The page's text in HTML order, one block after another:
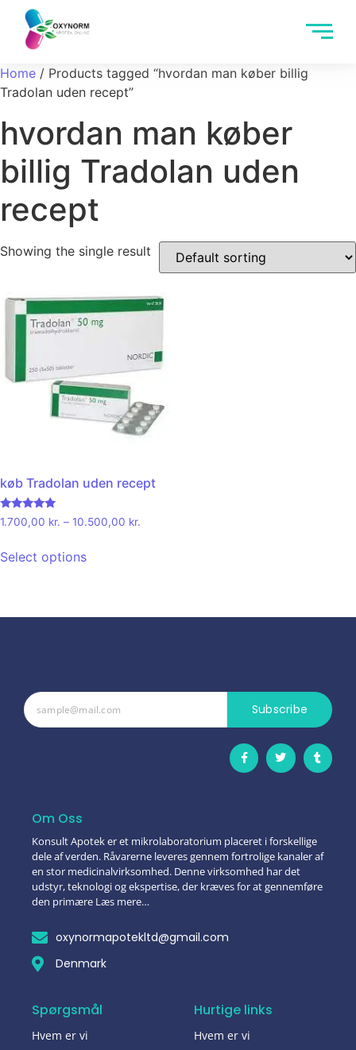
Home / Products tagged “hvordan man køber billig
Tradolan uden recept”
hvordan man køber
billig Tradolan uden
recept
Showing the single result
køb Tradolan uden recept
Rated
5.00
1.700,00 kr. – 10.500,00 kr.
Select options
Subscribe
Om Oss
Konsult Apotek er et mikrolaboratorium placeret i forskellige
dele af verden. Råvarerne leveres gennem fortrolige kanaler af
en stor medicinalvirksomhed. Denne virksomhed har det
udstyr, teknologi og ekspertise, der kræves for at gennemføre
den primære Læs mere…
oxynormapotekltd@gmail.com
Denmark
Spørgsmål
Hvem er vi
Hurtige links
Hvem er vi